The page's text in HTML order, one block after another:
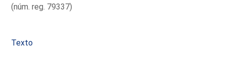
(núm. reg. 79337)
Texto